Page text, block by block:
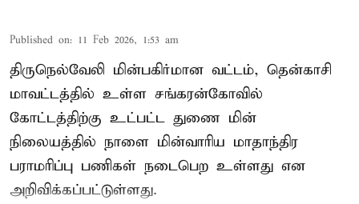
Published on: 11 Feb 2026, 1:53 am
திருநெல்வேலி மின்பகிர்மான வட்டம், தென்காசி
மாவட்டத்தில் உள்ள சங்கரன்கோவில்
கோட்டத்திற்கு உட்பட்ட துணை மின்
நிலையத்தில் நாளை மின்வாரிய மாதாந்திர
பராமரிப்பு பணிகள் நடைபெற உள்ளது என
அறிவிக்கப்பட்டுள்ளது.